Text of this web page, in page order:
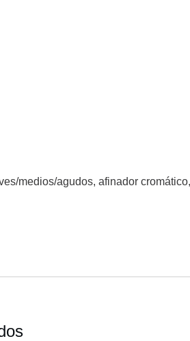
medios/agudos, afinador